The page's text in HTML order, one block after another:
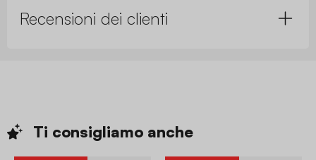
Recensioni dei clienti
Ti consigliamo anche